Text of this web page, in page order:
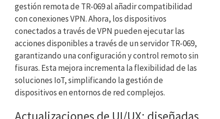
gestión remota de TR-069 al añadir compatibilidad
con conexiones VPN. Ahora, los dispositivos
conectados a través de VPN pueden ejecutar las
acciones disponibles a través de un servidor TR-069,
garantizando una configuración y control remoto sin
fisuras. Esta mejora incrementa la flexibilidad de las
soluciones IoT, simplificando la gestión de
dispositivos en entornos de red complejos.